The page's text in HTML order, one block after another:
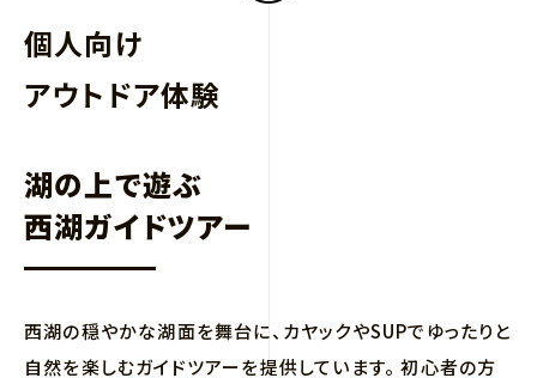
個人向け
アウトドア体験
湖の上で遊ぶ
西湖ガイドツアー
西湖の穏やかな湖面を舞台に、カヤックやSUPでゆったりと
自然を楽しむガイドツアーを提供しています。 初心者の方